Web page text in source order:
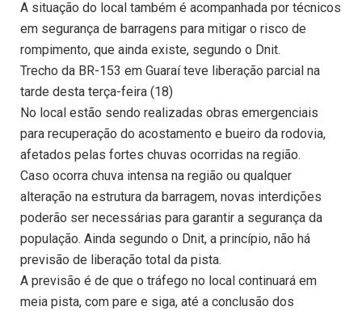
A situação do local também é acompanhada por técnicos
em segurança de barragens para mitigar o risco de
rompimento, que ainda existe, segundo o Dnit.
Trecho da BR-153 em Guaraí teve liberação parcial na
tarde desta terça-feira (18)
No local estão sendo realizadas obras emergenciais
para recuperação do acostamento e bueiro da rodovia,
afetados pelas fortes chuvas ocorridas na região.
Caso ocorra chuva intensa na região ou qualquer
alteração na estrutura da barragem, novas interdições
poderão ser necessárias para garantir a segurança da
população. Ainda segundo o Dnit, a princípio, não há
previsão de liberação total da pista.
A previsão é de que o tráfego no local continuará em
meia pista, com pare e siga, até a conclusão dos